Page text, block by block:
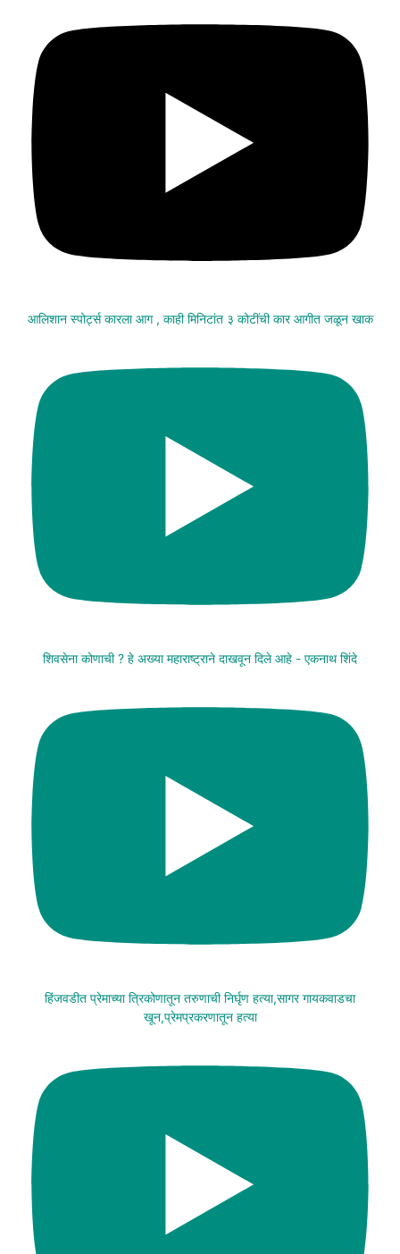
आलिशान स्पोर्ट्स कारला आग , काही मिनिटांत ३ कोटींची कार आगीत जळून खाक
शिवसेना कोणाची ? हे अख्या महाराष्ट्राने दाखवून दिले आहे - एकनाथ शिंदे
हिंजवडीत प्रेमाच्या त्रिकोणातून तरुणाची निर्घृण हत्या,सागर गायकवाडचा
खून,प्रेमप्रकरणातून हत्या